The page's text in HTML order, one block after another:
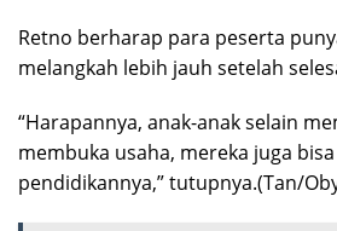
Retno berharap para peserta
melangkah lebih jauh setelah
“Harapannya, anak-anak selain
membuka usaha, mereka juga
pendidikannya,” tutupnya.(Tan/